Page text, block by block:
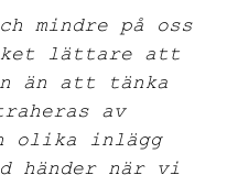
mindre på oss
lättare att
än att tänka
av
olika inlägg